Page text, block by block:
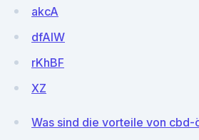
akcA
dfAIW
rKhBF
XZ
Was sind die vorteile von cbd-